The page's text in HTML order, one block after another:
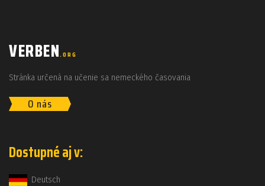
VERBEN.ORG
Stránka určená na učenie sa nemeckého časovania
O nás
Dostupné aj v:
Deutsch